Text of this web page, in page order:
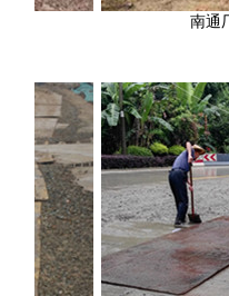
南通厂房地面